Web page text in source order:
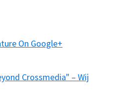
On Google+
Crossmedia" – Wij